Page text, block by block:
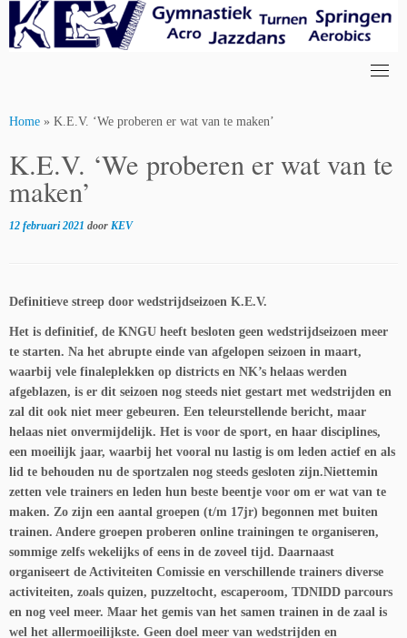
content
Home » K.E.V. ‘We proberen er wat van te maken’
K.E.V. ‘We proberen er wat van te
maken’
12 februari 2021 door KEV
Definitieve streep door wedstrijdseizoen K.E.V.
Het is definitief, de KNGU heeft besloten geen wedstrijdseizoen meer
te starten. Na het abrupte einde van afgelopen seizoen in maart,
waarbij vele finaleplekken op districts en NK’s helaas werden
afgeblazen, is er dit seizoen nog steeds niet gestart met wedstrijden en
zal dit ook niet meer gebeuren. Een teleurstellende bericht, maar
helaas niet onvermijdelijk. Het is voor de sport, en haar disciplines,
een moeilijk jaar, waarbij het vooral nu lastig is om leden actief en als
lid te behouden nu de sportzalen nog steeds gesloten zijn.Niettemin
zetten vele trainers en leden hun beste beentje voor om er wat van te
maken. Zo zijn een aantal groepen (t/m 17jr) begonnen met buiten
trainen. Andere groepen proberen online trainingen te organiseren,
sommige zelfs wekelijks of eens in de zoveel tijd. Daarnaast
organiseert de Activiteiten Comissie en verschillende trainers diverse
activiteiten, zoals quizen, puzzeltocht, escaperoom, TDNIDD parcours
en nog veel meer. Maar het gemis van het samen trainen in de zaal is
wel het allermoeilijkste. Geen doel meer van wedstrijden en